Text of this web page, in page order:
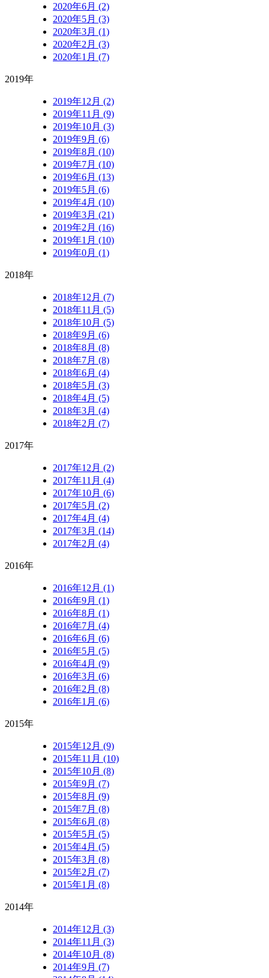
2020年6月 (2)
2020年5月 (3)
2020年3月 (1)
2020年2月 (3)
2020年1月 (7)
2019年
2019年12月 (2)
2019年11月 (9)
2019年10月 (3)
2019年9月 (6)
2019年8月 (10)
2019年7月 (10)
2019年6月 (13)
2019年5月 (6)
2019年4月 (10)
2019年3月 (21)
2019年2月 (16)
2019年1月 (10)
2019年0月 (1)
2018年
2018年12月 (7)
2018年11月 (5)
2018年10月 (5)
2018年9月 (6)
2018年8月 (8)
2018年7月 (8)
2018年6月 (4)
2018年5月 (3)
2018年4月 (5)
2018年3月 (4)
2018年2月 (7)
2017年
2017年12月 (2)
2017年11月 (4)
2017年10月 (6)
2017年5月 (2)
2017年4月 (4)
2017年3月 (14)
2017年2月 (4)
2016年
2016年12月 (1)
2016年9月 (1)
2016年8月 (1)
2016年7月 (4)
2016年6月 (6)
2016年5月 (5)
2016年4月 (9)
2016年3月 (6)
2016年2月 (8)
2016年1月 (6)
2015年
2015年12月 (9)
2015年11月 (10)
2015年10月 (8)
2015年9月 (7)
2015年8月 (9)
2015年7月 (8)
2015年6月 (8)
2015年5月 (5)
2015年4月 (5)
2015年3月 (8)
2015年2月 (7)
2015年1月 (8)
2014年
2014年12月 (3)
2014年11月 (3)
2014年10月 (8)
2014年9月 (7)